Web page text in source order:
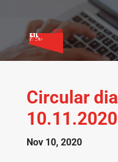
Circular
10.11.2020
Nov 10, 2020